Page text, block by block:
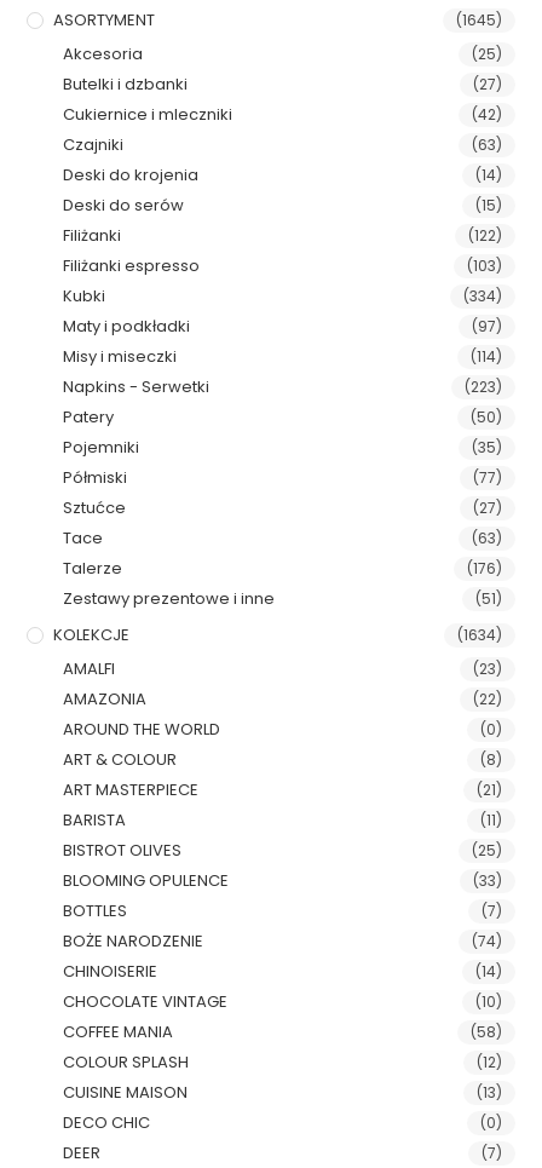
ASORTYMENT
(1645)
Akcesoria (25)
Butelki i dzbanki (27)
Cukiernice i mleczniki (42)
Czajniki (63)
Deski do krojenia (14)
Deski do serów (15)
Filiżanki (122)
Filiżanki espresso (103)
Kubki (334)
Maty i podkładki (97)
Misy i miseczki (114)
Napkins - Serwetki (223)
Patery (50)
Pojemniki (35)
Półmiski (77)
Sztućce (27)
Tace (63)
Talerze (176)
Zestawy prezentowe i inne (51)
KOLEKCJE (1634)
AMALFI (23)
AMAZONIA (22)
AROUND THE WORLD (0)
ART & COLOUR (8)
ART MASTERPIECE (21)
BARISTA (11)
BISTROT OLIVES (25)
BLOOMING OPULENCE (33)
BOTTLES (7)
BOŻE NARODZENIE (74)
CHINOISERIE (14)
CHOCOLATE VINTAGE (10)
COFFEE MANIA (58)
COLOUR SPLASH (12)
CUISINE MAISON (13)
DECO CHIC (0)
DEER (7)